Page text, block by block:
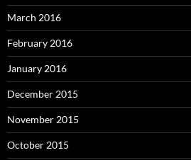
March 2016
February 2016
January 2016
December 2015
November 2015
October 2015